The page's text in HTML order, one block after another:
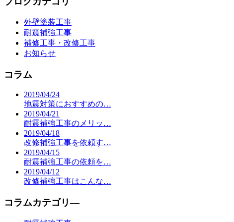
外壁塗装工事
耐震補強工事
補修工事・改修工事
お知らせ
コラム
2019/04/24
地震対策におすすめの…
2019/04/21
耐震補強工事のメリッ…
2019/04/18
改修補強工事を依頼す…
2019/04/15
耐震補強工事の依頼を…
2019/04/12
改修補強工事はこんな…
コラムカテゴリ―